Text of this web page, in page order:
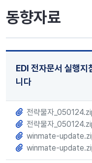
동향자료
EDI 전자문서 실행
니다
전략물자
전략물자
winmate-
winmate-